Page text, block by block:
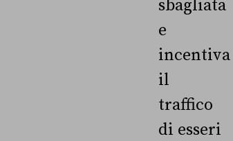
sbagliata
e
incentiva
il
traffico
di esseri